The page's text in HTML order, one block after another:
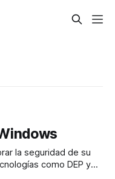
la seguridad de su
como DEP y